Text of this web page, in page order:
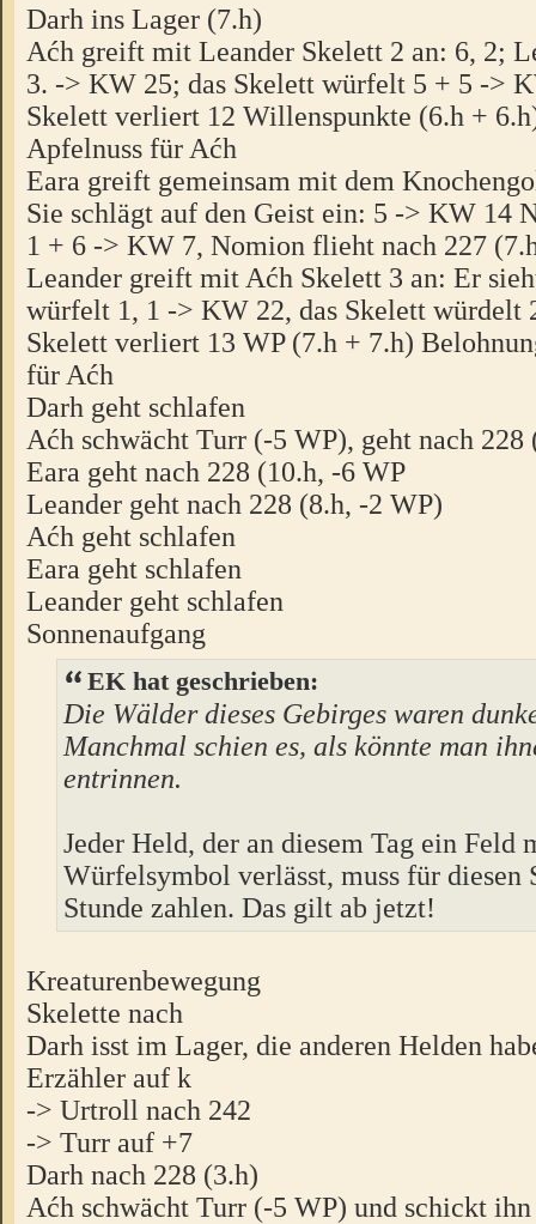
Darh ins Lager (7.h)
Aćh greift mit Leander Skelett 2 an: 6, 2;
3. -> KW 25; das Skelett würfelt 5 + 5 ->
Skelett verliert 12 Willenspunkte (6.h +
Apfelnuss für Aćh
Eara greift gemeinsam mit dem
Sie schlägt auf den Geist ein: 5 -> KW 14
1 + 6 -> KW 7, Nomion flieht nach 227
Leander greift mit Aćh Skelett 3 an: Er
würfelt 1, 1 -> KW 22, das Skelett würdelt
Skelett verliert 13 WP (7.h + 7.h)
für Aćh
Darh geht schlafen
Aćh schwächt Turr (-5 WP), geht nach 228
Eara geht nach 228 (10.h, -6 WP
Leander geht nach 228 (8.h, -2 WP)
Aćh geht schlafen
Eara geht schlafen
Leander geht schlafen
Sonnenaufgang
EK hat geschrieben:
Die Wälder dieses Gebirges waren
Manchmal schien es, als könnte man
entrinnen.
Jeder Held, der an diesem Tag ein Feld
Würfelsymbol verlässt, muss für diesen
Stunde zahlen. Das gilt ab jetzt!
Kreaturenbewegung
Skelette nach
Darh isst im Lager, die anderen Helden
Erzähler auf k
-> Urtroll nach 242
-> Turr auf +7
Darh nach 228 (3.h)
Aćh schwächt Turr (-5 WP) und schickt ihn